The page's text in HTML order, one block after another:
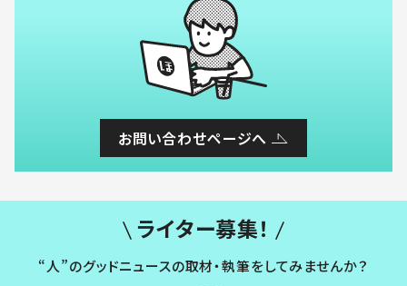
お問い合わせページへ
ライター募集！
“人”のグッドニュースの取材・執筆をしてみませんか？